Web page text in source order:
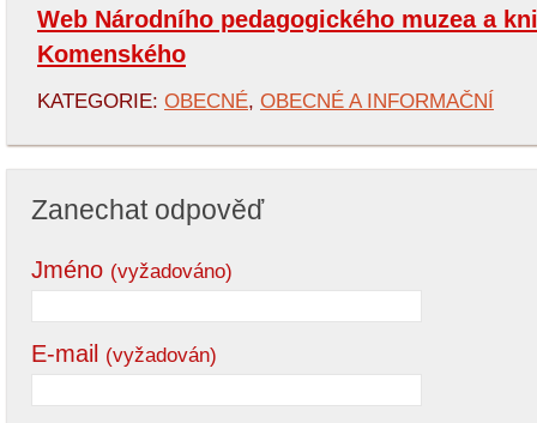
Web Národního pedagogického muzea a
Komenského
KATEGORIE: OBECNÉ, OBECNÉ A INFORMAČNÍ
Zanechat odpověď
Jméno (vyžadováno)
E-mail (vyžadován)